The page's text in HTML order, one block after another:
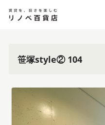
笹塚style② 104